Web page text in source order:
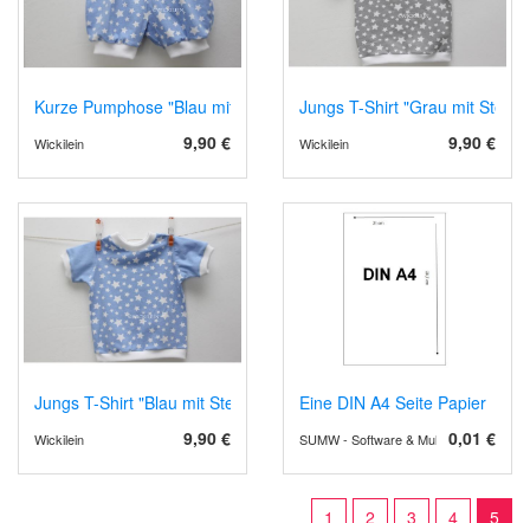
Kurze Pumphose "Blau mit Sternen" in 68
9,90 €
Wickilein
Jungs T-Shirt "Grau mit
9,90 €
Wickilein
Jungs T-Shirt "Blau mit Sternen" in 62/68
9,90 €
Wickilein
Eine DIN A4 Seite Papier
0,01 €
SUMW - Software & Multimedia
1 2 3 4 5